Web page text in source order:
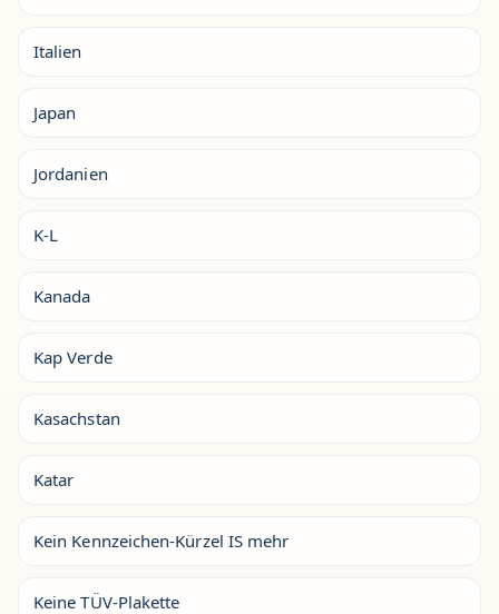
Italien
Japan
Jordanien
K-L
Kanada
Kap Verde
Kasachstan
Katar
Kein Kennzeichen-Kürzel IS mehr
Keine TÜV-Plakette